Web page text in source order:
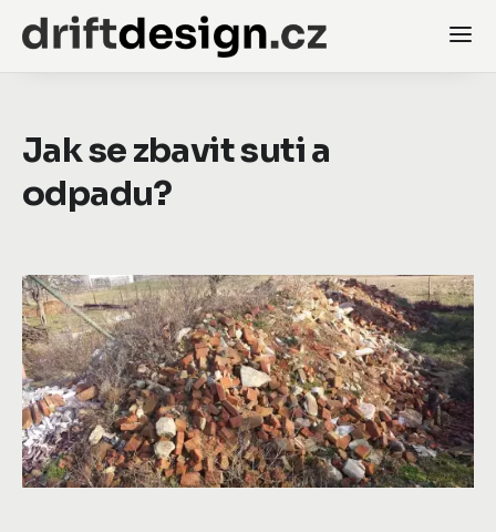
Jak se zbavit suti a
odpadu?